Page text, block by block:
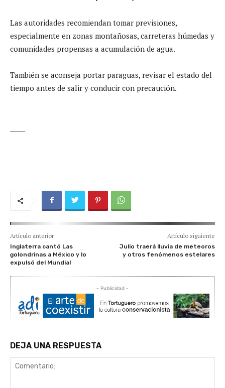
Las autoridades recomiendan tomar previsiones,
especialmente en zonas montañosas, carreteras húmedas y
comunidades propensas a acumulación de agua.
También se aconseja portar paraguas, revisar el estado del
tiempo antes de salir y conducir con precaución.
Artículo anterior
Inglaterra cantó Las
golondrinas a México y lo
expulsó del Mundial
Artículo siguiente
Julio traerá lluvia de meteoros
y otros fenómenos estelares
- Publicidad -
DEJA UNA RESPUESTA